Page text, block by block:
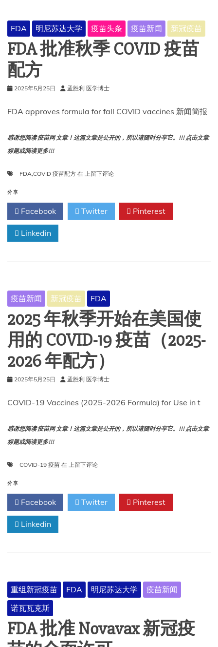
疫
坚
株
FDA 明尼苏达大学 疫苗头条 疫苗新闻 新冠疫苗
FDA 批准秋季 COVID 疫苗
配方
2025年5月25日 孟胜利 医学博士
FDA approves formula for fall COVID vaccines 新闻简报
感谢您阅读 疫苗网 文章！这篇文章是公开的，所以请随时分享它。!!! 点击文章
标题或阅读更多!!!
FDA,COVID 疫苗配方 在 FDA
秋
季
COVID
上留下评论
分享
Facebook Twitter Pinterest
Linkedin
疫苗新闻 新冠疫苗 FDA
2025 年秋季开始在美国使
用的 COVID-19 疫苗（2025-
2026 年配方）
2025年5月25日 孟胜利 医学博士
COVID-19 Vaccines (2025-2026 Formula) for Use in t
感谢您阅读 疫苗网 文章！这篇文章是公开的，所以请随时分享它。!!! 点击文章
标题或阅读更多!!!
COVID-19 疫苗 在 2025
季
始
COVID-
19
（2025-
2026
年
上留下评论
分享
Facebook Twitter Pinterest
Linkedin
重组新冠疫苗 FDA 明尼苏达大学
疫苗新闻
诺瓦瓦克斯
FDA 批准 Novavax 新冠疫